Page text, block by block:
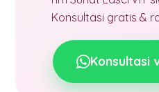
Konsultasi gratis &
Konsultasi